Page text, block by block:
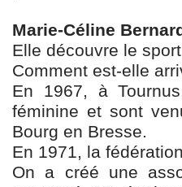
Marie-Céline
Elle découvre le
Comment est-elle
En 1967, à
féminine et sont
Bourg en Bresse.
En 1971, la
On a créé une